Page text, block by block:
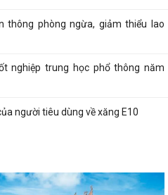
thông phòng ngừa, giảm thiểu lao
nghiệp trung học phổ thông năm
người tiêu dùng về xăng E10